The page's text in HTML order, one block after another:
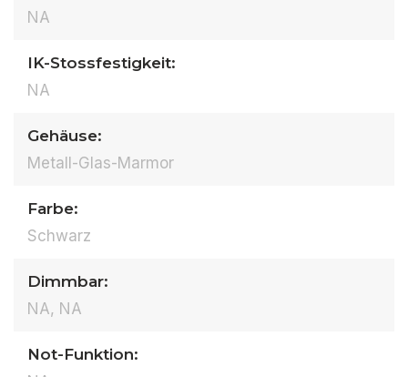
NA
IK-Stossfestigkeit:
NA
Gehäuse:
Metall-Glas-Marmor
Farbe:
Schwarz
Dimmbar:
NA, NA
Not-Funktion: